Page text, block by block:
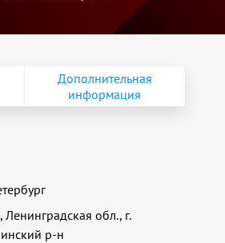
Дополнительная
информация
обл., г.
р-н